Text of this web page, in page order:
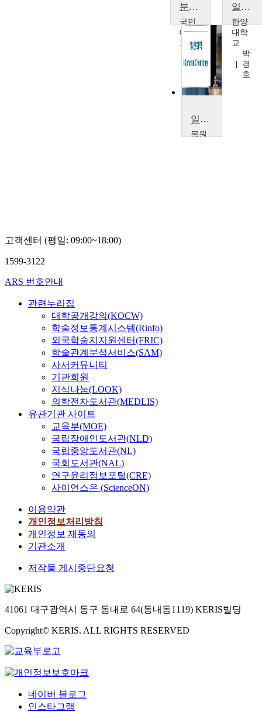
분석화학
국민
대학
교
찬
일반화학1
한양
대학
교
박
경
호
일반화학및실험 1
목원
고객센터 (평일: 09:00~18:00)
1599-3122
ARS 번호안내
관련누리집
대학공개강의(KOCW)
학술정보통계시스템(Rinfo)
외국학술지지원센터(FRIC)
학술관계분석서비스(SAM)
사서커뮤니티
기관회원
지식나눔(LOOK)
의학전자도서관(MEDLIS)
유관기관 사이트
교육부(MOE)
국립장애인도서관(NLD)
국립중앙도서관(NL)
국회도서관(NAL)
연구윤리정보포털(CRE)
사이언스온 (ScienceON)
이용약관
개인정보처리방침
개인정보 재동의
기관소개
저작물 게시중단요청
41061 대구광역시 동구 동내로 64(동내동1119) KERIS빌딩
Copyright© KERIS. ALL RIGHTS RESERVED
네이버 블로그
인스타그램